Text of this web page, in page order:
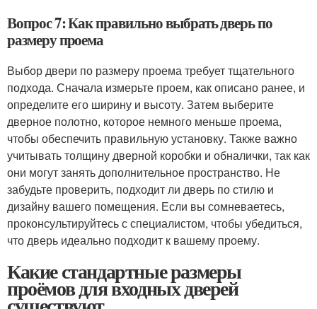
Вопрос 7: Как правильно выбрать дверь по
размеру проема
Выбор двери по размеру проема требует тщательного
подхода. Сначала измерьте проем, как описано ранее, и
определите его ширину и высоту. Затем выберите
дверное полотно, которое немного меньше проема,
чтобы обеспечить правильную установку. Также важно
учитывать толщину дверной коробки и обналички, так как
они могут занять дополнительное пространство. Не
забудьте проверить, подходит ли дверь по стилю и
дизайну вашего помещения. Если вы сомневаетесь,
проконсультируйтесь с специалистом, чтобы убедиться,
что дверь идеально подходит к вашему проему.
Какие стандартные размеры
проёмов для входных дверей